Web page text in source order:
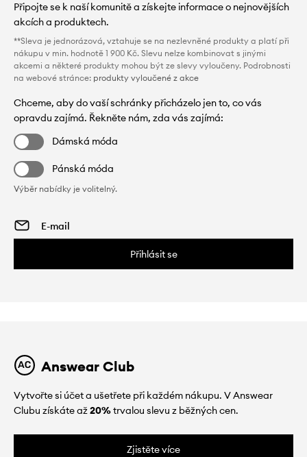
Připojte se k naší komunitě a získejte informace o nejnovějších
akcích a produktech.
**Sleva je jednorázová, vztahuje se na nezlevněné produkty a platí při
nákupu v min. hodnotě 1 900 Kč. Slevu nelze kombinovat s jinými
akcemi a některé produkty mohou být ze slevy vyloučeny. Podrobnosti
na webové stránce: produkty vyloučené z akce
Chceme, aby do vaší schránky přicházelo jen to, co vás
opravdu zajímá. Řekněte nám, zda vás zajímá:
Dámská móda
Pánská móda
Výběr nabídky je volitelný.
Přihlásit se
Answear Club
Vytvořte si účet a ušetřete při každém nákupu. V Answear
Clubu získáte až20%trvalou slevu z běžných cen.
Zjistěte více